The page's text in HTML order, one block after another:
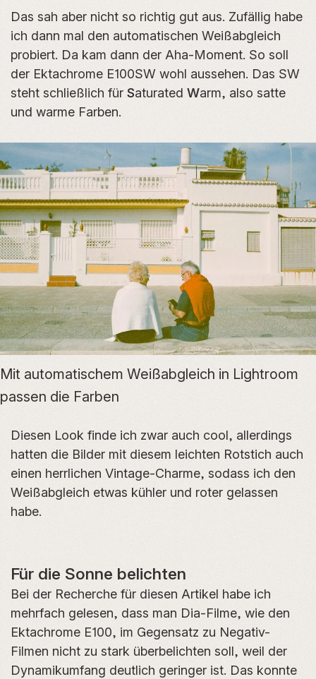
Das sah aber nicht so richtig gut aus. Zufällig habe
ich dann mal den automatischen Weißabgleich
probiert. Da kam dann der Aha-Moment. So soll
der Ektachrome E100SW wohl aussehen. Das SW
steht schließlich für Saturated Warm, also satte
und warme Farben.
Mit automatischem Weißabgleich in Lightroom
passen die Farben
Diesen Look finde ich zwar auch cool, allerdings
hatten die Bilder mit diesem leichten Rotstich auch
einen herrlichen Vintage-Charme, sodass ich den
Weißabgleich etwas kühler und roter gelassen
habe.
Für die Sonne belichten
Bei der Recherche für diesen Artikel habe ich
mehrfach gelesen, dass man Dia-Filme, wie den
Ektachrome E100, im Gegensatz zu Negativ-
Filmen nicht zu stark überbelichten soll, weil der
Dynamikumfang deutlich geringer ist. Das konnte